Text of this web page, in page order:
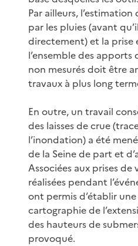
Par ailleurs,
par les pluies (avant
directement) et la prise
l’ensemble des
non mesurés doit être
travaux à plus long
En outre, un travail
des laisses de crue
l’inondation) a été
de la Seine de part et
Associées aux prises de
réalisées pendant
ont permis d’établir
cartographie de
des hauteurs de
provoqué.